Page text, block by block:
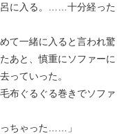
呂に入る。……十分経った
て一緒に入ると言われ驚
あと、慎重にソファーに
っていった。
布ぐるぐる巻きでソファ
っちゃった……」